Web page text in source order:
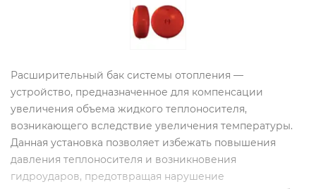
Расширительный бак системы отопления —
устройство, предназначенное для компенсации
увеличения объема жидкого теплоносителя,
возникающего вследствие увеличения температуры.
Данная установка позволяет избежать повышения
давления теплоносителя и возникновения
гидроударов, предотвращая нарушение